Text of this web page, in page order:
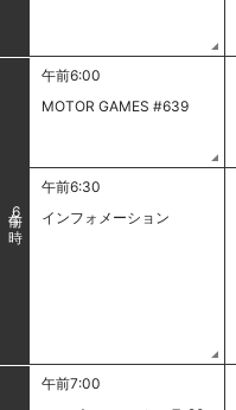
6
午前6:00
MOTOR GAMES #639
午前6:30
インフォメーション
午前7:00